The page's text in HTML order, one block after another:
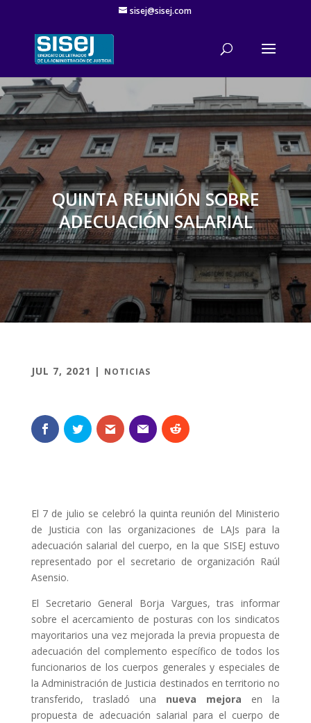
sisej@sisej.com
'
QUINTA REUNIÓN SOBRE
ADECUACIÓN SALARIAL
JUL 7, 2021 | NOTICIAS
El 7 de julio se celebró la quinta reunión del Ministerio
de Justicia con las organizaciones de LAJs para la
adecuación salarial del cuerpo, en la que SISEJ estuvo
representado por el secretario de organización Raúl
Asensio.
El Secretario General Borja Vargues, tras informar
sobre el acercamiento de posturas con los sindicatos
mayoritarios una vez mejorada la previa propuesta de
adecuación del complemento específico de todos los
funcionarios de los cuerpos generales y especiales de
la Administración de Justicia destinados en territorio no
transferido, trasladó una nueva mejora en la
propuesta de adecuación salarial para el cuerpo de